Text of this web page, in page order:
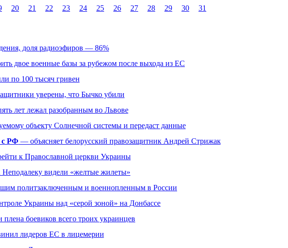
20 21 22 23 24 25 26 27 28 29 30 31
доля радиоэфиров — 86%
двое военные базы за рубежом после выхода из ЕС
по 100 тысяч гривен
уверены, что Бычко убили
лет лежал разобранным во Львове
объекту Солнечной системы и передаст данные
с РФ — объясняет белорусский правозащитник Андрей Стрижак
к Православной церкви Украины
видели «желтые жилеты»
политзаключенным и военнопленным в России
Украины над «серой зоной» на Донбассе
боевиков всего троих украинцев
лидеров ЕС в лицемерии